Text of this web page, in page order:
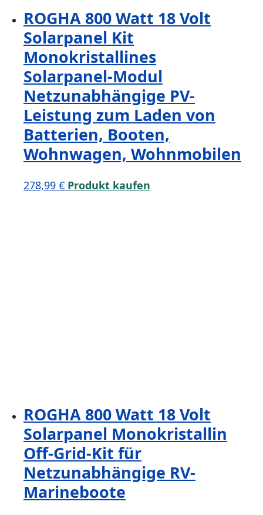
ROGHA 800 Watt 18 Volt
Solarpanel Kit
Monokristallines
Solarpanel-Modul
Netzunabhängige PV-
Leistung zum Laden von
Batterien, Booten,
Wohnwagen, Wohnmobilen
278,99 € Produkt kaufen
ROGHA 800 Watt 18 Volt
Solarpanel Monokristallin
Off-Grid-Kit für
Netzunabhängige RV-
Marineboote